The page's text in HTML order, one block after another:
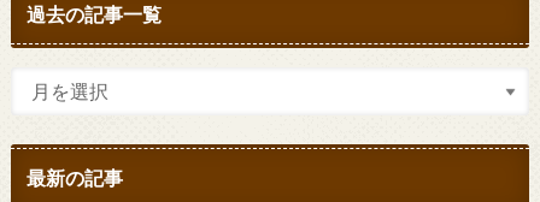
過去の記事一覧
最新の記事